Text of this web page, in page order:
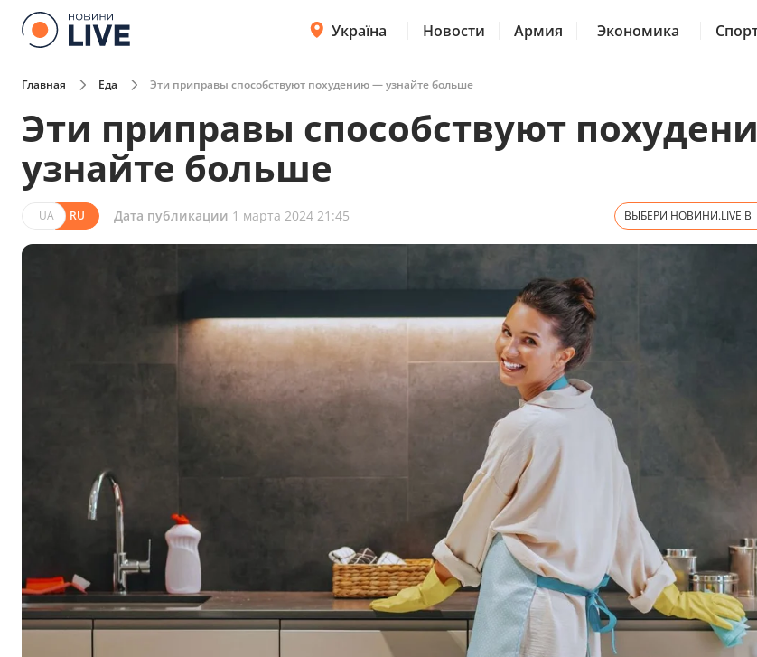
Україна Новости Армия Экономика
Главная Еда Эти приправы способствуют похудению — узнайте больше
Эти приправы способствуют
узнайте больше
UA RU Дата публикации 1 марта 2024 21:45 ВЫБЕРИ НОВИНИ.LIVE В